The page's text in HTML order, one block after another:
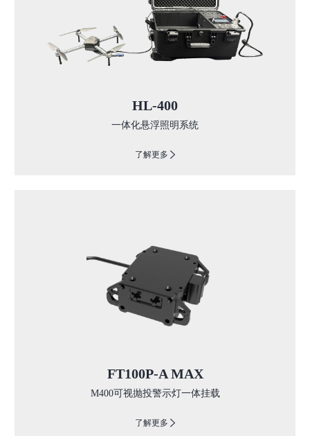
HL-400
一体化悬浮照明系统
了解更多
FT100P-A MAX
M400可视抛投警示灯一体挂载
了解更多